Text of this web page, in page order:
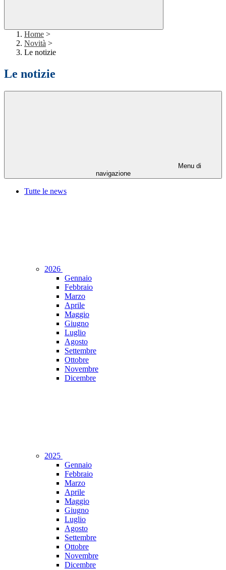
Home >
Novità >
Le notizie
Le notizie
Menu di
navigazione
Tutte le news
2026
Gennaio
Febbraio
Marzo
Aprile
Maggio
Giugno
Luglio
Agosto
Settembre
Ottobre
Novembre
Dicembre
2025
Gennaio
Febbraio
Marzo
Aprile
Maggio
Giugno
Luglio
Agosto
Settembre
Ottobre
Novembre
Dicembre